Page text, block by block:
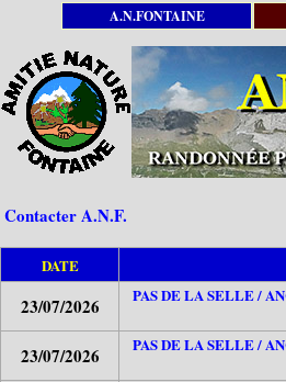
A.N.FONTAINE
Contacter A.N.F.
DATE
23/07/2026
PAS DE LA SELLE /
23/07/2026
PAS DE LA SELLE /